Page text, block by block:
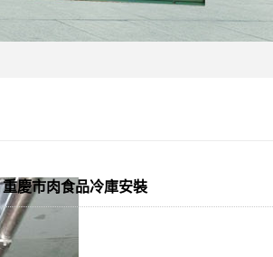
重慶市肉食品冷庫安裝